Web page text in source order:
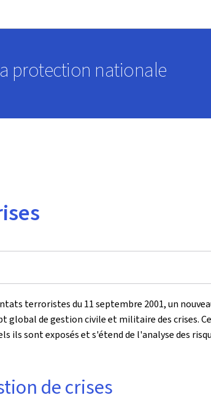
protection nationale
terroristes du 11 septembre 2001, un
de gestion civile et militaire des crises.
ils sont exposés et s'étend de l'analyse des
de crises